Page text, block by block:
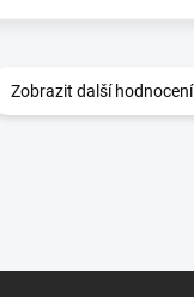
Zobrazit další hodnocení